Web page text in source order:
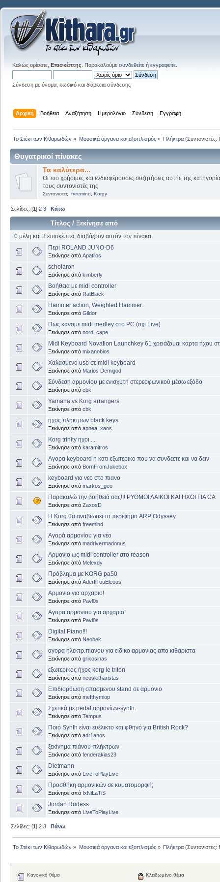
Καλώς ορίσατε, Επισκέπτης . Παρακαλούμε συνδεθείτε ή εγγραφείτε
Σύνδεση με όνομα, κωδικό και διάρκεια σύνδεσης
Αρχική Βοήθεια Αναζήτηση Ημερολόγιο Σύνδεση Εγγραφή
Το Στέκι των Κιθαρωδών » Μουσικά όργανα και εξοπλισμός» Πλήκτρα(Συντονιστές:
Θυγατρικοί πίνακες
Τα καλύτερα...
Οι πιο χρήσιμες και ενδιαφέρουσες συζητήσεις αυτής της
τους συντονιστές της
Συντονιστές: freemind Korgy
Σελίδες: [1]2 3 Κάτω
Τίτλος /Ξεκίνησε από
0 μέλη και 3 επισκέπτες διαβάζουν αυτόν τον πίνακα.
Περί ROLAND JUNO-D6
Ξεκίνησε από Apatilos
scholaron
Ξεκίνησε από kimberly
Βοήθεια με midi controller
Ξεκίνησε από RatBlack
Hammer action, Weighted Hammer..
Ξεκίνησε από Gildor
Πως κανομε midi medley στο PC (οχι Live)
Ξεκίνησε από nord_cape
Midi Keyboard Novation Launchkey 61 χρειάζομαι κάρτα ήχου
Ξεκίνησε από mixanobios
Χαλασμενο usb σε midi keyboard
Ξεκίνησε από Marios Demigod
Σύνδεση αρμονίου με ενισχυτή στερεοφωνικού μέσω εξόδο
Ξεκίνησε από cbk
Yamaha vs Korg arrangers
Ξεκίνησε από cbk
ηχος πληκτρων black keys
Ξεκίνησε από apnea_xaos
Korg trinity ηχοι.....
Ξεκίνησε από karamitros
Αγορα keyboard η κατι εξωτερικο που να συνδεετε και να δειν
Ξεκίνησε από BornFromJukebox
keyboard για νεο στο πιανο
Ξεκίνησε από markos_geo
Παρακαλώ την βοήθειά σας!!! ΡΥΘΜΟΙ ΛΑΙΚΟΙ ΚΑΙ ΗΧΟΙ ΓΙΑ CA
Ξεκίνησε από ZaxosD
Η Korg θα αναβιωσει το περιφημο ARP Odyssey
Ξεκίνησε από freemind
Αγορά αρμονίου για νέο
Ξεκίνησε από madrivermadonus
Aρμονιο ως midi controller στο reason
Ξεκίνησε από Μelexdy
Πρόβλημα με KORG pa50
Ξεκίνησε από AderfiTouEleous
Αρμονιο για αρχαριο!
Ξεκίνησε από Pavl0s
Αγορα αρμονιου για αρχαριο!
Ξεκίνησε από Pavl0s
Digital Piano!!!
Ξεκίνησε από Neobek
αγορα ηλεκτρ.πιανου για ειδικο αρμονιας απο κιθαριστα
Ξεκίνησε από grikosinas
εξωτερικος ήχος korg le triton
Ξεκίνησε από neoskitharistas
Επιδιορθωση σπασμενου stand σε αρμονιο
Ξεκίνησε από mefthymiop
Σχετικά με pedal αρμονίων-synth.
Ξεκίνησε από Tempus
Ποιό Synth είναι ευέλικτο και φθηνό για British Rock?
Ξεκίνησε από adr1anos
ξεκίνημα πιάνου-πλήκτρων
Ξεκίνησε από fenderakias23
Dietmann
Ξεκίνησε από LiveToPlayLive
Προσθήκη αρμονικών σε κυματομορφή;
Ξεκίνησε από IxNiLaTiS
Jordan Rudess
Ξεκίνησε από LiveToPlayLive
Σελίδες: [1]2 3 Πάνω
Το Στέκι των Κιθαρωδών » Μουσικά όργανα και εξοπλισμός» Πλήκτρα(Συντονιστές:
Κανονικό θέμα
Κλειδωμένο θέμα